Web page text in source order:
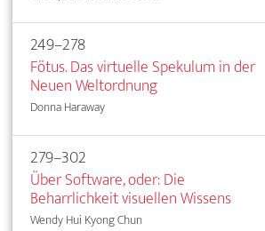
249–278
Fötus. Das virtuelle Spekulum in der
Neuen Weltordnung
Donna Haraway
279–302
Über Software, oder: Die
Beharrlichkeit visuellen Wissens
Wendy Hui Kyong Chun